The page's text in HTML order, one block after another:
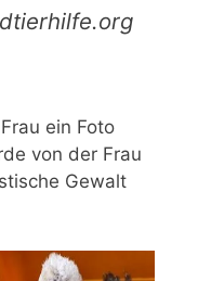
ein Foto
von der Frau
Gewalt